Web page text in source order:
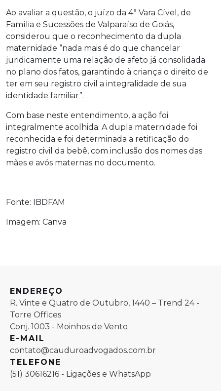
Ao avaliar a questão, o juízo da 4ª Vara Cível, de
Família e Sucessões de Valparaíso de Goiás,
considerou que o reconhecimento da dupla
maternidade “nada mais é do que chancelar
juridicamente uma relação de afeto já consolidada
no plano dos fatos, garantindo à criança o direito de
ter em seu registro civil a integralidade de sua
identidade familiar”.
Com base neste entendimento, a ação foi
integralmente acolhida. A dupla maternidade foi
reconhecida e foi determinada a retificação do
registro civil da bebê, com inclusão dos nomes das
mães e avós maternas no documento.
Fonte: IBDFAM
Imagem: Canva
ENDEREÇO
R. Vinte e Quatro de Outubro, 1440 – Trend 24 -
Torre Offices
Conj. 1003 - Moinhos de Vento
E-MAIL
contato@cauduroadvogados.com.br
TELEFONE
(51) 30616216 - Ligações e WhatsApp